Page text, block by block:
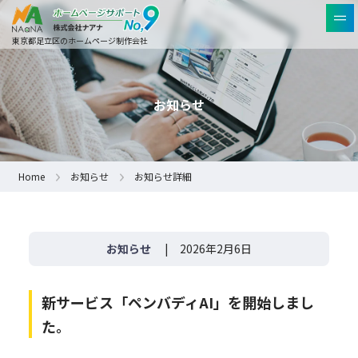
東京都足立区のホームページ制作会社
お知らせ
Home お知らせ お知らせ詳細
お知らせ | 2026年2月6日
新サービス「ペンバディAI」を開始しまし
た。